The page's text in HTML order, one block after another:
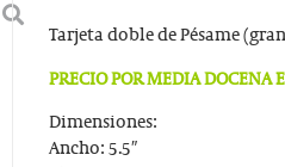
Tarjeta doble de Pésame
PRECIO POR MEDIA DOCENA
Dimensiones:
Ancho: 5.5″